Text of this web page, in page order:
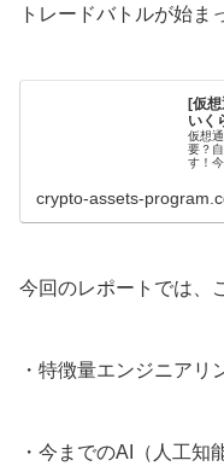
トレードバトルが始ま
[仮
いく
仮想
要？
す！
crypto-assets-
今回のレポートでは、
・特徴量エンジニアリ
・今までのAI（人工知